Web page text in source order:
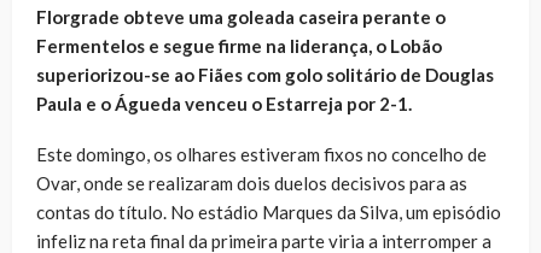
Florgrade obteve uma goleada caseira perante o
Fermentelos e segue firme na liderança, o Lobão
superiorizou-se ao Fiães com golo solitário de Douglas
Paula e o Águeda venceu o Estarreja por 2-1.
Este domingo, os olhares estiveram fixos no concelho de
Ovar, onde se realizaram dois duelos decisivos para as
contas do título. No estádio Marques da Silva, um episódio
infeliz na reta final da primeira parte viria a interromper a